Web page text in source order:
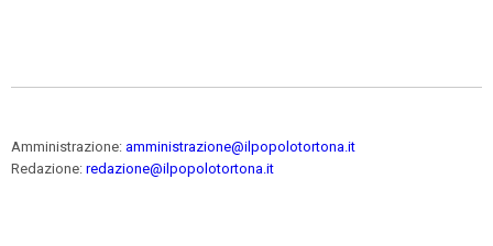
Amministrazione: amministrazione@ilpopolotortona.it
Redazione: redazione@ilpopolotortona.it